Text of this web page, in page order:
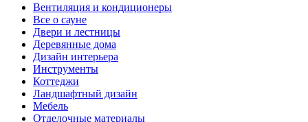
Вентиляция и кондиционеры
Все о сауне
Двери и лестницы
Деревянные дома
Дизайн интерьера
Инструменты
Коттеджи
Ландшафтный дизайн
Мебель
Отделочные материалы